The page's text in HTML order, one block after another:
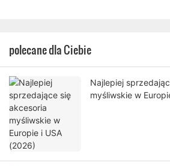
polecane dla Ciebie
Najlepiej
myśliwskie w